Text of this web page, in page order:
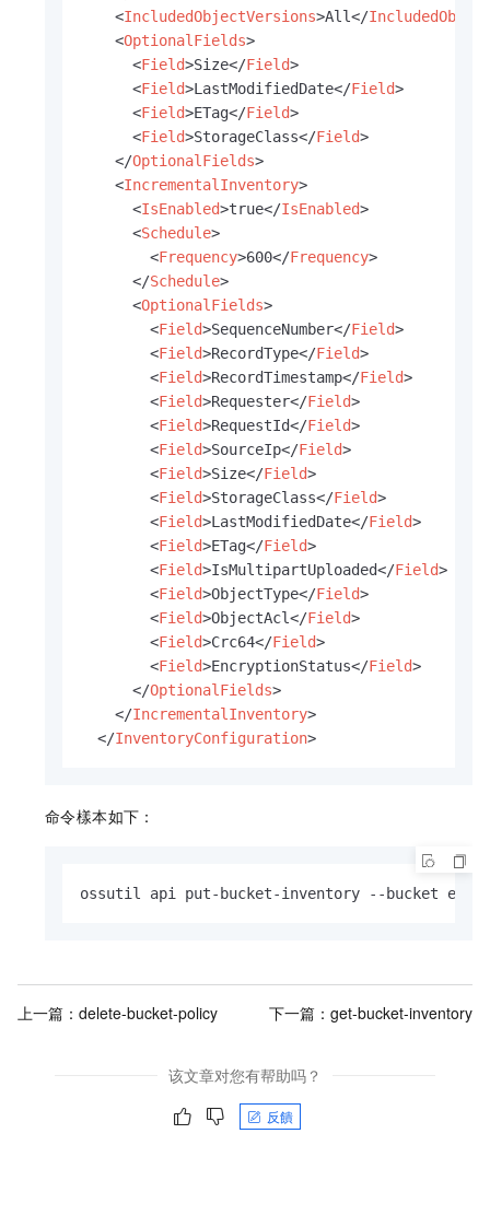
<IncludedObjectVersions>All</
<OptionalFields>
<Field>Size</Field>
<Field>LastModifiedDate</Field>
<Field>ETag</Field>
<Field>StorageClass</Field>
</OptionalFields>
<IncrementalInventory>
<IsEnabled>true</IsEnabled>
<Schedule>
<Frequency>600</Frequency>
</Schedule>
<OptionalFields>
<Field>SequenceNumber</Field>
<Field>RecordType</Field>
<Field>RecordTimestamp</Field>
<Field>Requester</Field>
<Field>RequestId</Field>
<Field>SourceIp</Field>
<Field>Size</Field>
<Field>StorageClass</Field>
<Field>LastModifiedDate</Field>
<Field>ETag</Field>
<Field>IsMultipartUploaded</Field>
<Field>ObjectType</Field>
<Field>ObjectAcl</Field>
<Field>Crc64</Field>
<Field>EncryptionStatus</Field>
</OptionalFields>
</IncrementalInventory>
</InventoryConfiguration>
命令樣本如下：
ossutil api put-bucket-inventory --bucket
上一篇： delete-bucket-policy 下一篇： get-bucket-inventory
该文章对您有帮助吗？
反饋